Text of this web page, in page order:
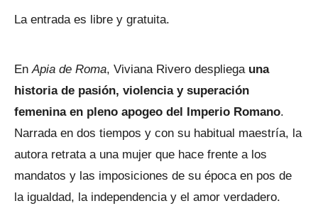
La entrada es libre y gratuita.
EnApia de Roma, Viviana Rivero despliega una
historia de pasión, violencia y superación
femenina en pleno apogeo del Imperio Romano.
Narrada en dos tiempos y con su habitual maestría, la
autora retrata a una mujer que hace frente a los
mandatos y las imposiciones de su época en pos de
la igualdad, la independencia y el amor verdadero.